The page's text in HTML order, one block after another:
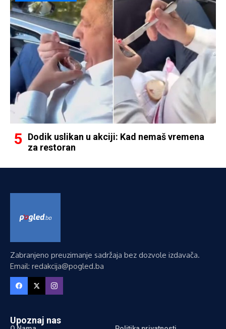
Dodik uslikan u akciji: Kad nemaš vremena
za restoran
Zabranjeno preuzimanje sadržaja bez dozvole izdavača.
Email: redakcija@pogled.ba
Upoznaj nas